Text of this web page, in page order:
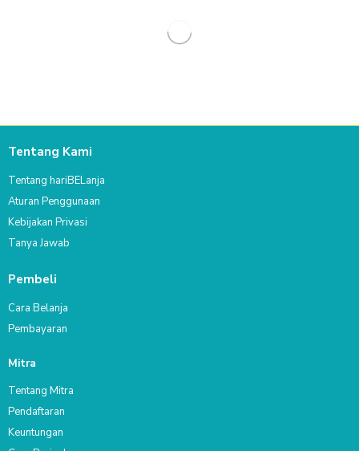
Tentang Kami
Tentang hariBELanja
Aturan Penggunaan
Kebijakan Privasi
Tanya Jawab
Pembeli
Cara Belanja
Pembayaran
Mitra
Tentang Mitra
Pendaftaran
Keuntungan